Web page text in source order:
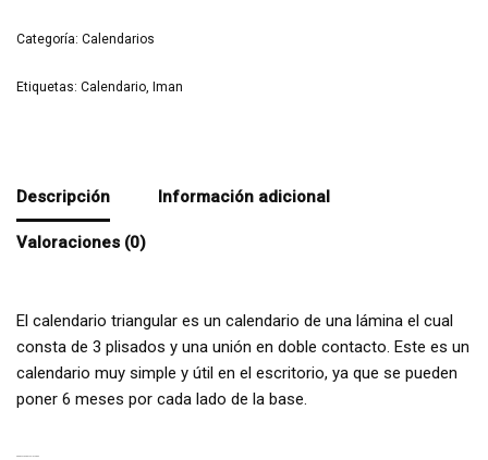
Categoría: Calendarios
Etiquetas: Calendario Iman
Descripción Información adicional
Valoraciones (0)
El calendario triangular es un calendario de una lámina el cual
consta de 3 plisados y una unión en doble contacto. Este es un
calendario muy simple y útil en el escritorio, ya que se pueden
poner 6 meses por cada lado de la base.